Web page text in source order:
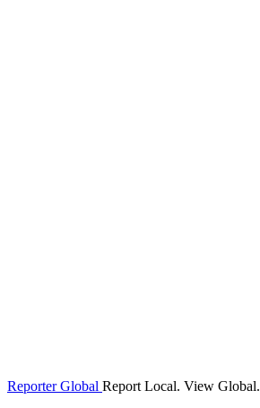
Reporter Global Report Local. View Global.